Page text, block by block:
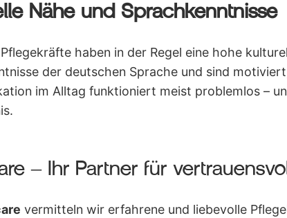
Nähe und Sprachkenntnisse
haben in der Regel eine hohe
der deutschen Sprache und sind
im Alltag funktioniert meist problemlos –
– Ihr Partner für
vermitteln wir erfahrene und liebevolle